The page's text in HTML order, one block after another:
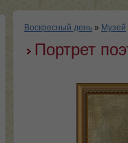
Воскресный день » Музей
Портрет